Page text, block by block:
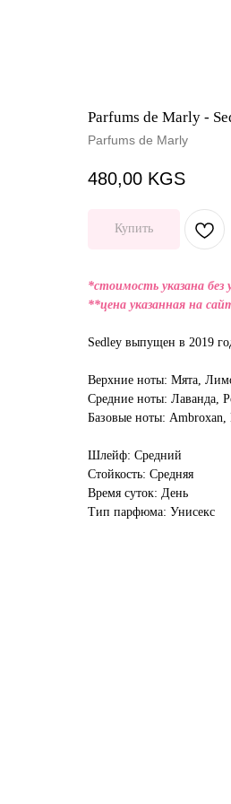
Parfums de Marly -
Parfums de Marly
480,00 KGS
Купить
*стоимость указана без
**цена указанная на
Sedley выпущен в 2019
Верхние ноты: Мята,
Средние ноты: Лаванда,
Базовые ноты:
Шлейф: Средний
Стойкость: Средняя
Время суток: День
Тип парфюма: Унисекс